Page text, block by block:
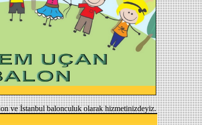
ve İstanbul balonculuk olarak hizmetinizdeyiz.